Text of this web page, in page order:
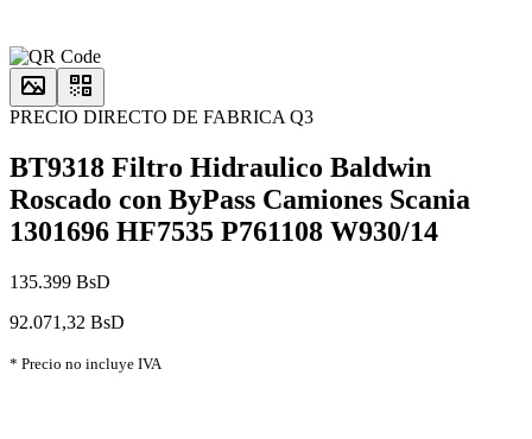
PRECIO DIRECTO DE FABRICA Q3
BT9318 Filtro Hidraulico Baldwin
Roscado con ByPass Camiones Scania
1301696 HF7535 P761108 W930/14
135.399 BsD
92.071,32 BsD
* Precio no incluye IVA